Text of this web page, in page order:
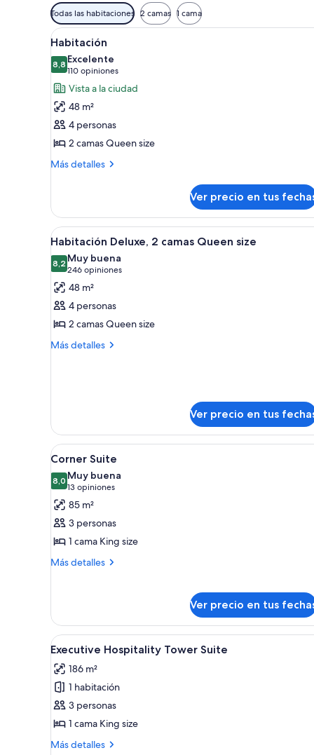
Filtros
disponibles
para
las
habitaciones
Todas las habitaciones 2 camas 1 cama
Ver
todas
las
fotos
de
Habitación
1 habitación, ropa de cama de
7
Habitación
8,88,8 de 10
Excelente
110 opiniones
(110
opiniones)
Vista a la ciudad
48 m²
4 personas
2 camas Queen size
Más detalles
Más
Ver precio en tus
Ver
todas
las
fotos
de
Habitación
Deluxe,
2
Habitación de hotel con dos
7
Habitación Deluxe, 2 camas Queen size
8,28,2 de 10
Muy buena
246 opiniones
(246
opiniones)
48 m²
4 personas
2 camas Queen size
Más detalles
Más
Queen
size
Ver precio en tus
Ver
todas
las
fotos
de
Corner
Suite
1 habitación, ropa de cama de
5
Corner Suite
8,08,0 de 10
Muy buena
13 opiniones
(13
opiniones)
85 m²
3 personas
1 cama King size
Más detalles
Más
Ver precio en tus
Ver
todas
las
fotos
de
Executive
Hospitality
6
Executive Hospitality Tower Suite
186 m²
1 habitación
3 personas
1 cama King size
Más detalles
Más